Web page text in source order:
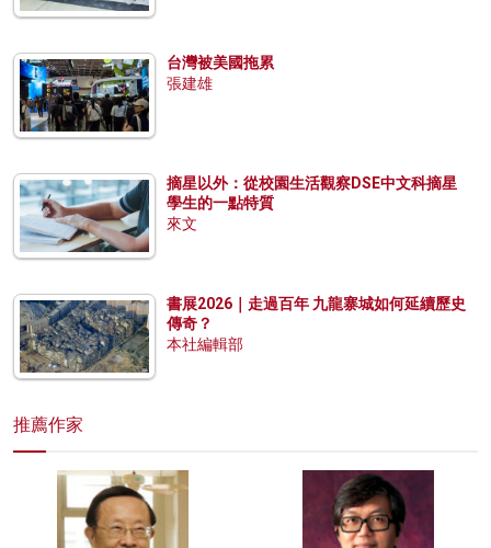
台灣被美國拖累
張建雄
摘星以外：從校園生活觀察DSE中文科摘星
學生的一點特質
來文
書展2026｜走過百年 九龍寨城如何延續歷史
傳奇？
本社編輯部
推薦作家